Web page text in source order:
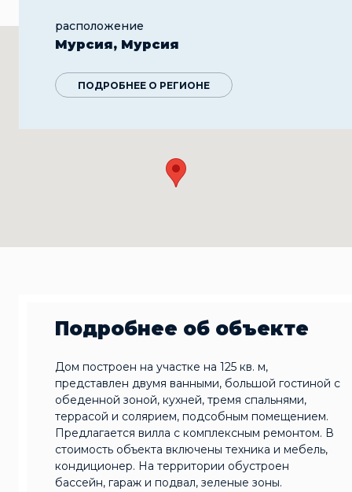
расположение
Мурсия, Мурсия
ПОДРОБНЕЕ О РЕГИОНЕ
Подробнее об объекте
Дом построен на участке на 125 кв. м,
представлен двумя ванными, большой гостиной с
обеденной зоной, кухней, тремя спальнями,
террасой и солярием, подсобным помещением.
Предлагается вилла с комплексным ремонтом. В
стоимость объекта включены техника и мебель,
кондиционер. На территории обустроен
бассейн, гараж и подвал, зеленые зоны.